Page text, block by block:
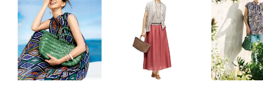
送料について
■色：（ア）グレージュ、（イ）ブルーグレー、（ウ）グ
リーン
■サイズ：約幅37・マチ11・高さ19.5・持ち手高さ12cm
■素材：本体・持ち手…やぎ革